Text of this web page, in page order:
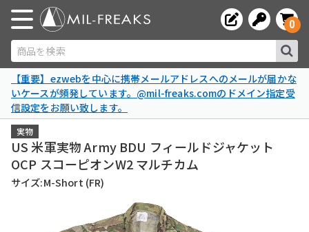
商品を検索
0
【重要】ezwebを中心に携帯メールアドレスへのメールが届かな
いケースが頻発しています。@mil-freaks.comのドメイン指定受
信設定をお願い致します。
実物
US 米軍実物 Army BDU フィールドジャケット
OCP スコーピオンW2 マルチカム
サイズ:M-Short (FR)